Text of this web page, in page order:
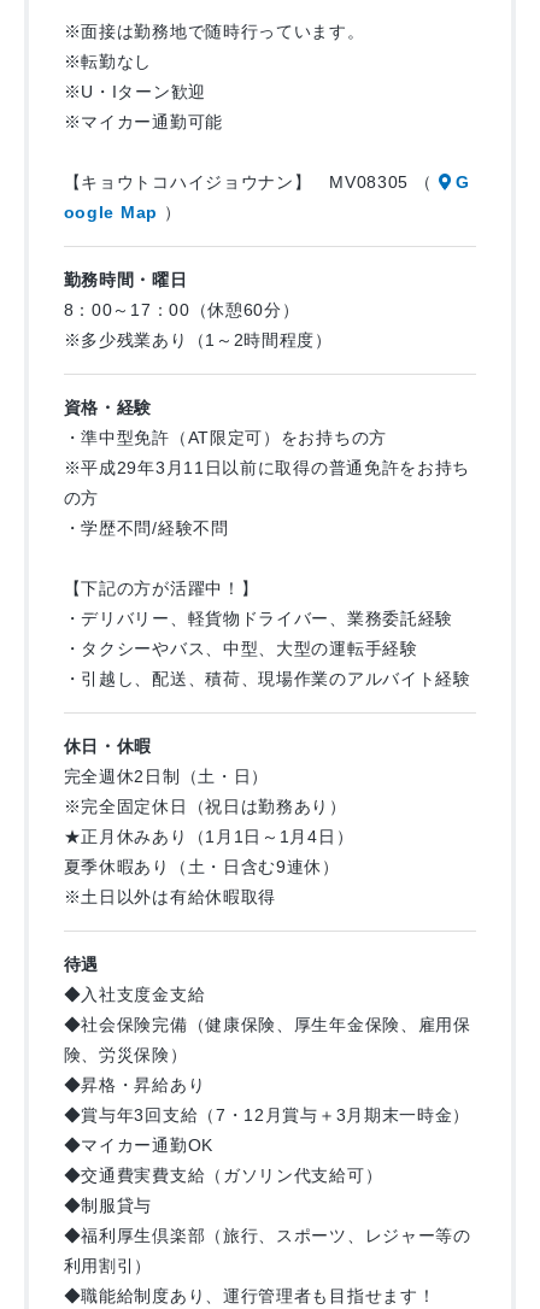
＊＊＊＊1日の主な業務の流れ＊＊＊＊
8：00・・・出勤して、自分の車両に荷物を積込み
9：00・・・午前中の宅配出発！
12：00・・・休憩
13：00・・・午後の宅配に出発！
17：00～18：00・・・会社にもどって、片付け。定時で退勤
※研修期間をしっかり設けていますので、未経験でも安心で
※面接は勤務地で随時行っています。
※転勤なし
※U・Iターン歓迎
※マイカー通勤可能
【キョウトコハイジョウナン】 MV08305 （
G
oogle Map ）
勤務時間・曜日
8：00～17：00（休憩60分）
※多少残業あり（1～2時間程度）
資格・経験
・準中型免許（AT限定可）をお持ちの方
※平成29年3月11日以前に取得の普通免許をお持ち
の方
・学歴不問/経験不問
【下記の方が活躍中！】
・デリバリー、軽貨物ドライバー、業務委託経験
・タクシーやバス、中型、大型の運転手経験
・引越し、配送、積荷、現場作業のアルバイト経験
休日・休暇
完全週休2日制（土・日）
※完全固定休日（祝日は勤務あり）
★正月休みあり（1月1日～1月4日）
夏季休暇あり（土・日含む9連休）
※土日以外は有給休暇取得
待遇
◆入社支度金支給
◆社会保険完備（健康保険、厚生年金保険、雇用保
険、労災保険）
◆昇格・昇給あり
◆賞与年3回支給（7・12月賞与＋3月期末一時金）
◆マイカー通勤OK
◆交通費実費支給（ガソリン代支給可）
◆制服貸与
◆福利厚生倶楽部（旅行、スポーツ、レジャー等の
利用割引）
◆職能給制度あり、運行管理者も目指せます！